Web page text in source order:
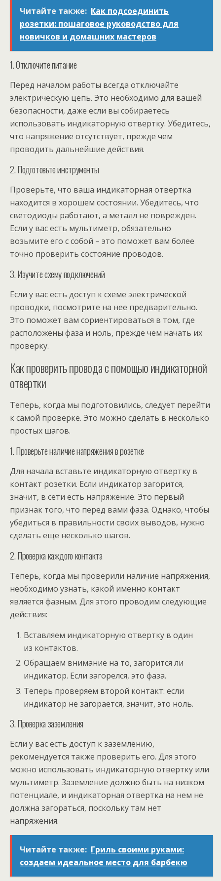
Читайте также: Как подсоединить
розетки: пошаговое руководство для
новичков и домашних мастеров
1. Отключите питание
Перед началом работы всегда отключайте
электрическую цепь. Это необходимо для вашей
безопасности, даже если вы собираетесь
использовать индикаторную отвертку. Убедитесь,
что напряжение отсутствует, прежде чем
проводить дальнейшие действия.
2. Подготовьте инструменты
Проверьте, что ваша индикаторная отвертка
находится в хорошем состоянии. Убедитесь, что
светодиоды работают, а металл не поврежден.
Если у вас есть мультиметр, обязательно
возьмите его с собой – это поможет вам более
точно проверить состояние проводов.
3. Изучите схему подключений
Если у вас есть доступ к схеме электрической
проводки, посмотрите на нее предварительно.
Это поможет вам сориентироваться в том, где
расположены фаза и ноль, прежде чем начать их
проверку.
Как проверить провода с помощью индикаторной
отвертки
Теперь, когда мы подготовились, следует перейти
к самой проверке. Это можно сделать в несколько
простых шагов.
1. Проверьте наличие напряжения в розетке
Для начала вставьте индикаторную отвертку в
контакт розетки. Если индикатор загорится,
значит, в сети есть напряжение. Это первый
признак того, что перед вами фаза. Однако, чтобы
убедиться в правильности своих выводов, нужно
сделать еще несколько шагов.
2. Проверка каждого контакта
Теперь, когда мы проверили наличие напряжения,
необходимо узнать, какой именно контакт
является фазным. Для этого проводим следующие
действия:
Вставляем индикаторную отвертку в один
из контактов.
Обращаем внимание на то, загорится ли
индикатор. Если загорелся, это фаза.
Теперь проверяем второй контакт: если
индикатор не загорается, значит, это ноль.
3. Проверка заземления
Если у вас есть доступ к заземлению,
рекомендуется также проверить его. Для этого
можно использовать индикаторную отвертку или
мультиметр. Заземление должно быть на низком
потенциале, и индикаторная отвертка на нем не
должна загораться, поскольку там нет
напряжения.
Читайте также: Гриль своими руками:
создаем идеальное место для барбекю